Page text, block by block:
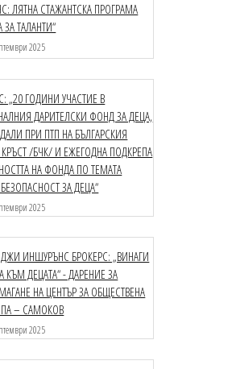
ЛЯТНА СТАЖАНТСКА ПРОГРАМА
ТАЛАНТИ“
2025
„20 ГОДИНИ УЧАСТИЕ В
ДАРИТЕЛСКИ ФОНД ЗА ДЕЦА,
ПРИ ПТП НА БЪЛГАРСКИЯ
КРЪСТ /БЧК/ И ЕЖЕГОДНА ПОДКРЕПА
НА ФОНДА ПО ТЕМАТА
ЗА ДЕЦА“
2025
ИНШУРЪНС БРОКЕРС: „ВИНАГИ
КЪМ ДЕЦАТА“ - ДАРЕНИЕ ЗА
НА ЦЕНТЪР ЗА ОБЩЕСТВЕНА
– САМОКОВ
2025